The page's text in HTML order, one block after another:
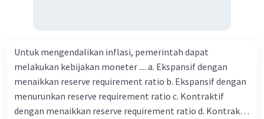
Untuk mengendalikan inflasi, pemerintah dapat
melakukan kebijakan moneter .... a. Ekspansif dengan
menaikkan reserve requirement ratio b. Ekspansif dengan
menurunkan reserve requirement ratio c. Kontraktif
dengan menaikkan reserve requirement ratio d. Kontraktif